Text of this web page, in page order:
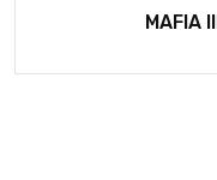
MAFIA